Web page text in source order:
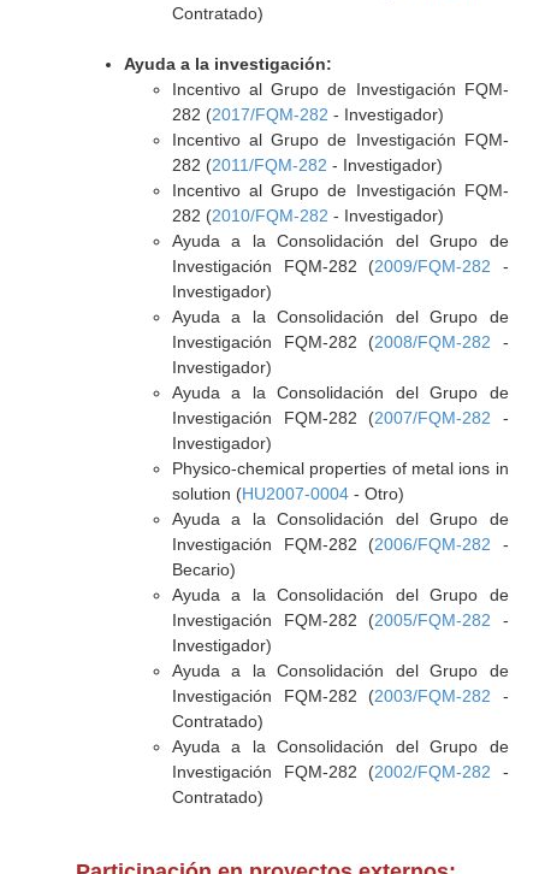
Contratado)
Ayuda a la investigación:
Incentivo al Grupo de Investigación FQM-
282 (2017/FQM-282 - Investigador)
Incentivo al Grupo de Investigación FQM-
282 (2011/FQM-282 - Investigador)
Incentivo al Grupo de Investigación FQM-
282 (2010/FQM-282 - Investigador)
Ayuda a la Consolidación del Grupo de
Investigación FQM-282 (2009/FQM-282 -
Investigador)
Ayuda a la Consolidación del Grupo de
Investigación FQM-282 (2008/FQM-282 -
Investigador)
Ayuda a la Consolidación del Grupo de
Investigación FQM-282 (2007/FQM-282 -
Investigador)
Physico-chemical properties of metal ions in
solution (HU2007-0004- Otro)
Ayuda a la Consolidación del Grupo de
Investigación FQM-282 (2006/FQM-282 -
Becario)
Ayuda a la Consolidación del Grupo de
Investigación FQM-282 (2005/FQM-282 -
Investigador)
Ayuda a la Consolidación del Grupo de
Investigación FQM-282 (2003/FQM-282 -
Contratado)
Ayuda a la Consolidación del Grupo de
Investigación FQM-282 (2002/FQM-282 -
Contratado)